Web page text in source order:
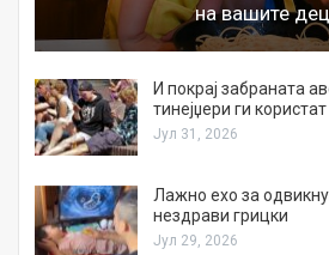
на вашите
И покрај забраната
тинејџери ги
Јул 31, 2026
Лажно ехо за
нездрави грицки
Јул 29, 2026